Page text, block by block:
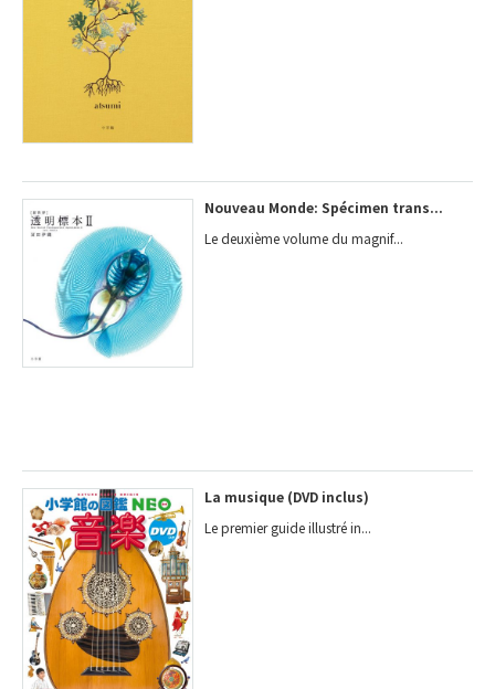
Nouveau Monde: Spécimen trans...
Le deuxième volume du magnif...
La musique (DVD inclus)
Le premier guide illustré in...